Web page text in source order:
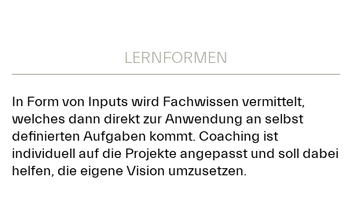
LERNFORMEN
In Form von Inputs wird Fachwissen vermittelt,
welches dann direkt zur Anwendung an selbst
definierten Aufgaben kommt. Coaching ist
individuell auf die Projekte angepasst und soll dabei
helfen, die eigene Vision umzusetzen.